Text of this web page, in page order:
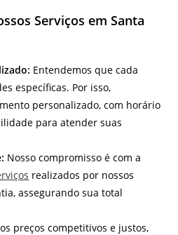
Serviços em Santa
Entendemos que cada
específicas. Por isso,
personalizado, com horário
para atender suas
Nosso compromisso é com a
realizados por nossos
assegurando sua total
preços competitivos e justos,